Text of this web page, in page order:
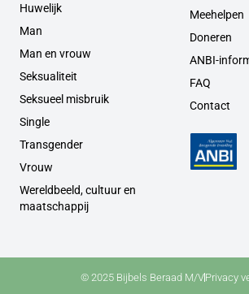
Huwelijk
Man
Man en vrouw
Seksualiteit
Seksueel misbruik
Single
Transgender
Vrouw
Wereldbeeld, cultuur en
maatschappij
Meehelpen
Doneren
ANBI-
FAQ
Contact
© 2025 Bijbels Beraad M/VPrivacy